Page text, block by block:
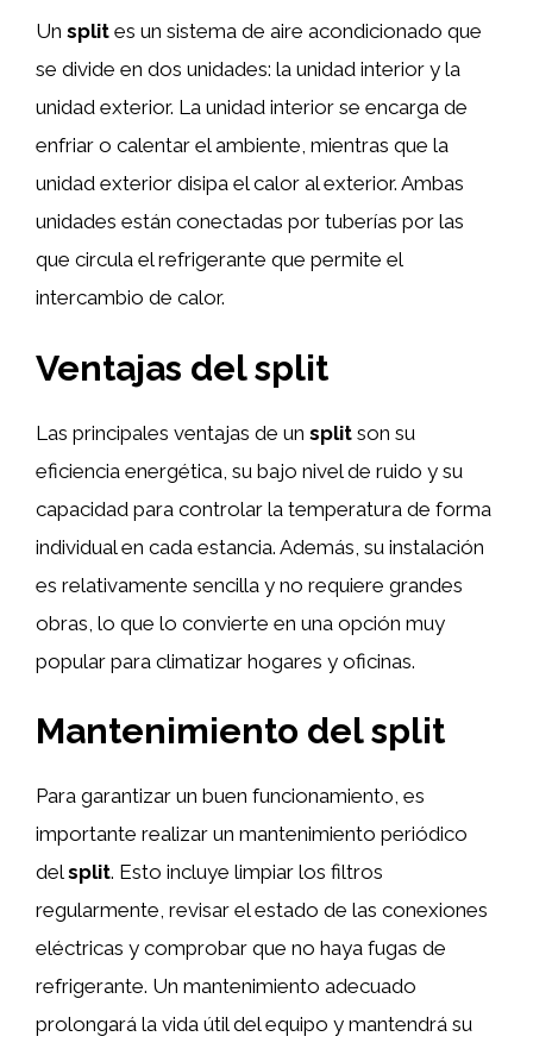
Un split es un sistema de aire acondicionado que
se divide en dos unidades: la unidad interior y la
unidad exterior. La unidad interior se encarga de
enfriar o calentar el ambiente, mientras que la
unidad exterior disipa el calor al exterior. Ambas
unidades están conectadas por tuberías por las
que circula el refrigerante que permite el
intercambio de calor.
Ventajas delsplit
Las principales ventajas de un split son su
eficiencia energética, su bajo nivel de ruido y su
capacidad para controlar la temperatura de forma
individual en cada estancia. Además, su instalación
es relativamente sencilla y no requiere grandes
obras, lo que lo convierte en una opción muy
popular para climatizar hogares y oficinas.
Mantenimiento delsplit
Para garantizar un buen funcionamiento, es
importante realizar un mantenimiento periódico
delsplit. Esto incluye limpiar los filtros
regularmente, revisar el estado de las conexiones
eléctricas y comprobar que no haya fugas de
refrigerante. Un mantenimiento adecuado
prolongará la vida útil del equipo y mantendrá su